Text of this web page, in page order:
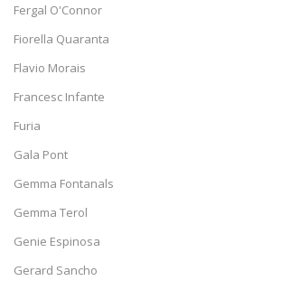
Fergal O'Connor
Fiorella Quaranta
Flavio Morais
Francesc Infante
Furia
Gala Pont
Gemma Fontanals
Gemma Terol
Genie Espinosa
Gerard Sancho